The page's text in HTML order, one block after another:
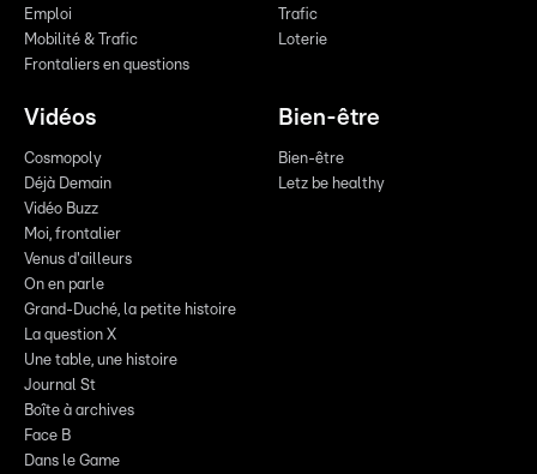
Emploi
Mobilité & Trafic
Frontaliers en questions
Trafic
Loterie
Vidéos
Cosmopoly
Déjà Demain
Vidéo Buzz
Moi, frontalier
Venus d'ailleurs
On en parle
Grand-Duché, la petite histoire
La question X
Une table, une histoire
Journal St
Boîte à archives
Face B
Dans le Game
Bien-être
Bien-être
Letz be healthy